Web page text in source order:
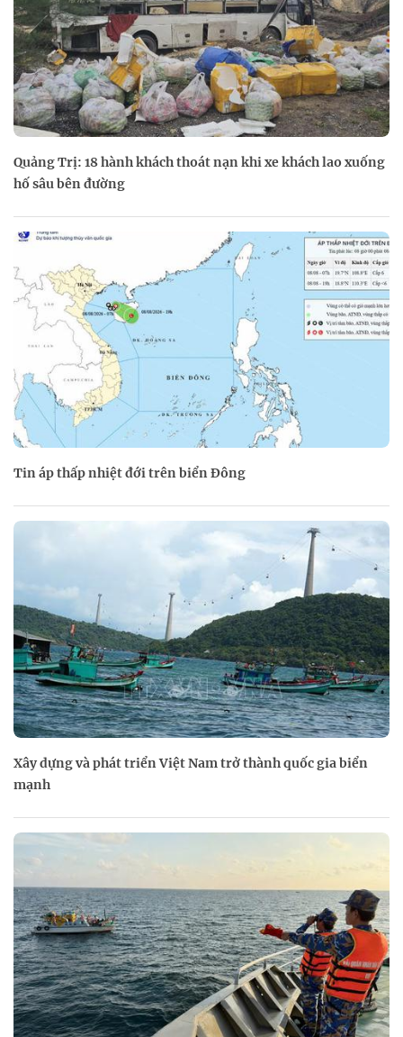
Quảng Trị: 18 hành khách thoát nạn khi xe khách lao xuống
hố sâu bên đường
Tin áp thấp nhiệt đới trên biển Đông
Xây dựng và phát triển Việt Nam trở thành quốc gia biển
mạnh